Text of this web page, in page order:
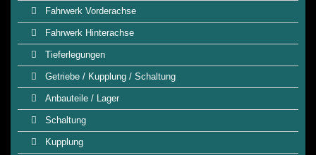
Fahrwerk Vorderachse
Fahrwerk Hinterachse
Tieferlegungen
Getriebe / Kupplung / Schaltung
Anbauteile / Lager
Schaltung
Kupplung